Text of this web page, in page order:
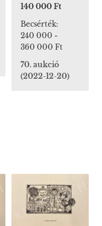
140 000 Ft
Becsérték:
240 000 -
360 000 Ft
70. aukció
(2022-12-20)